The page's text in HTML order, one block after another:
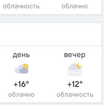
облачность облачно
день
+16°
облачно
вечер
+12°
облачность